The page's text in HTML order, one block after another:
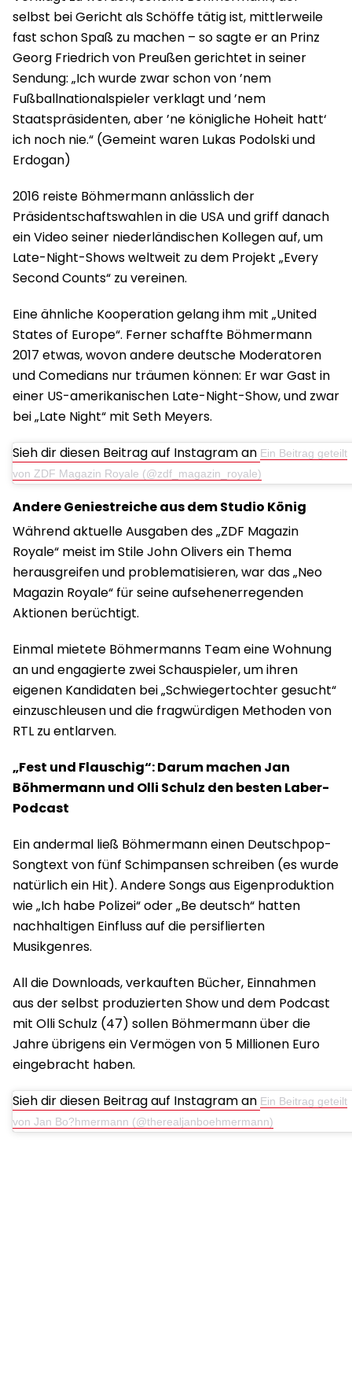
selbst bei Gericht als Schöffe tätig ist, mittlerweile
fast schon Spaß zu machen – so sagte er an Prinz
Georg Friedrich von Preußen gerichtet in seiner
Sendung: „Ich wurde zwar schon von ’nem
Fußballnationalspieler verklagt und ’nem
Staatspräsidenten, aber ’ne königliche Hoheit hatt‘
ich noch nie.“ (Gemeint waren Lukas Podolski und
Erdogan)
2016 reiste Böhmermann anlässlich der
Präsidentschaftswahlen in die USA und griff danach
ein Video seiner niederländischen Kollegen auf, um
Late-Night-Shows weltweit zu dem Projekt „Every
Second Counts“ zu vereinen.
Eine ähnliche Kooperation gelang ihm mit „United
States of Europe“. Ferner schaffte Böhmermann
2017 etwas, wovon andere deutsche Moderatoren
und Comedians nur träumen können: Er war Gast in
einer US-amerikanischen Late-Night-Show, und zwar
bei „Late Night“ mit Seth Meyers.
Sieh dir diesen Beitrag auf Instagram an Ein Beitrag geteilt
von ZDF Magazin Royale (@zdf_magazin_royale)
Andere Geniestreiche aus dem Studio König
Während aktuelle Ausgaben des „ZDF Magazin
Royale“ meist im Stile John Olivers ein Thema
herausgreifen und problematisieren, war das „Neo
Magazin Royale“ für seine aufsehenerregenden
Aktionen berüchtigt.
Einmal mietete Böhmermanns Team eine Wohnung
an und engagierte zwei Schauspieler, um ihren
eigenen Kandidaten bei „Schwiegertochter gesucht“
einzuschleusen und die fragwürdigen Methoden von
RTL zu entlarven.
„Fest und Flauschig“: Darum machen Jan
Böhmermann und Olli Schulz den besten Laber-
Podcast
Ein andermal ließ Böhmermann einen Deutschpop-
Songtext von fünf Schimpansen schreiben (es wurde
natürlich ein Hit). Andere Songs aus Eigenproduktion
wie „Ich habe Polizei“ oder „Be deutsch“ hatten
nachhaltigen Einfluss auf die persiflierten
Musikgenres.
All die Downloads, verkauften Bücher, Einnahmen
aus der selbst produzierten Show und dem Podcast
mit Olli Schulz (47) sollen Böhmermann über die
Jahre übrigens ein Vermögen von 5 Millionen Euro
eingebracht haben.
Sieh dir diesen Beitrag auf Instagram an Ein Beitrag geteilt
von Jan Bo?hmermann (@therealjanboehmermann)